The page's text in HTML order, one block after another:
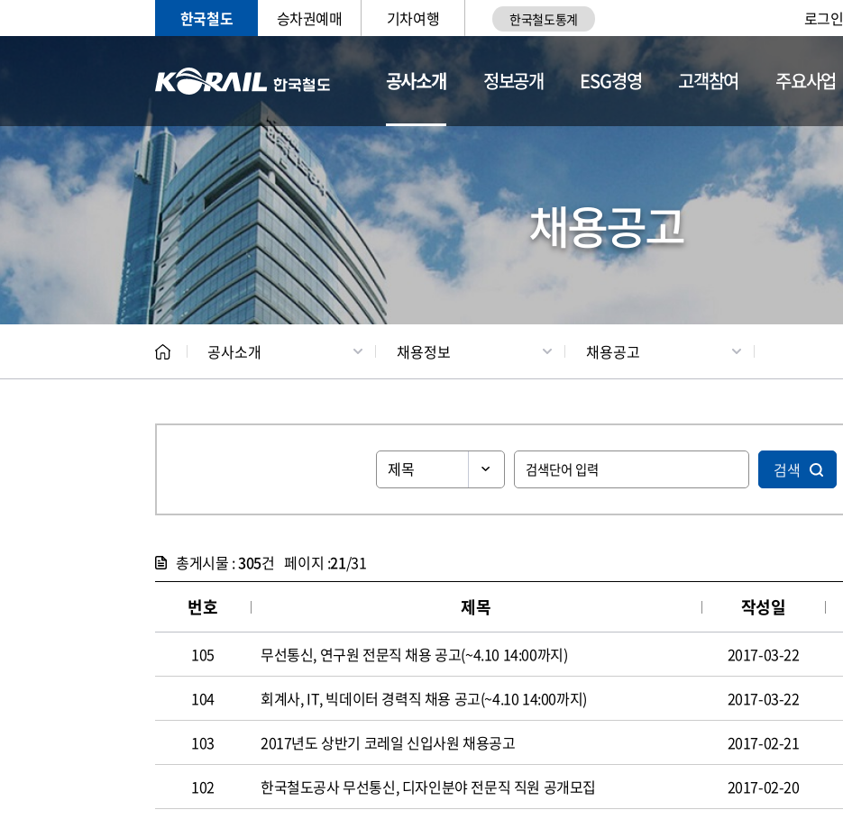
한국철도 승차권예매 기차여행 한국철도통계 로그인
공사소개
CEO 일반현황 채용정보
정보공개 ESG경영 고객참여 주요사업
채용공고
공사소개 채용정보 채용공고
검색
총게시물 :305건 페이지 :21/31
번호 제목 작성일
105 무선통신, 연구원 전문직 채용 공고(~4.10 14:00까지) 2017-03-22
104 회계사, IT, 빅데이터 경력직 채용 공고(~4.10 14:00까지) 2017-03-22
103 2017년도 상반기 코레일 신입사원 채용공고 2017-02-21
102 한국철도공사 무선통신, 디자인분야 전문직 직원 공개모집 2017-02-20